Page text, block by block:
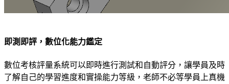
即測即評，數位化能力鑑定
數位考核評量系統可以即時進行測試和自動評分，讓學員及時
了解自己的學習進度和實操能力等級，老師不必等學員上真機